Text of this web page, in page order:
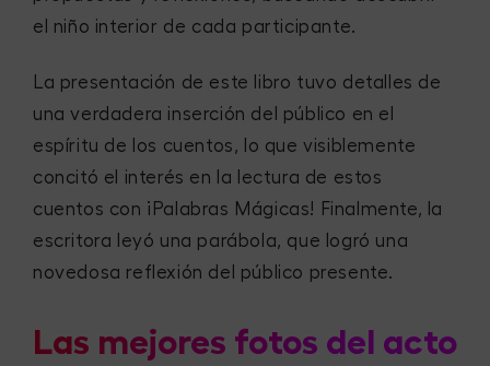
el niño interior de cada participante.
La presentación de este libro tuvo detalles de
una verdadera inserción del público en el
espíritu de los cuentos, lo que visiblemente
concitó el interés en la lectura de estos
cuentos con ¡Palabras Mágicas! Finalmente, la
escritora leyó una parábola, que logró una
novedosa reflexión del público presente.
Las mejores fotos del acto